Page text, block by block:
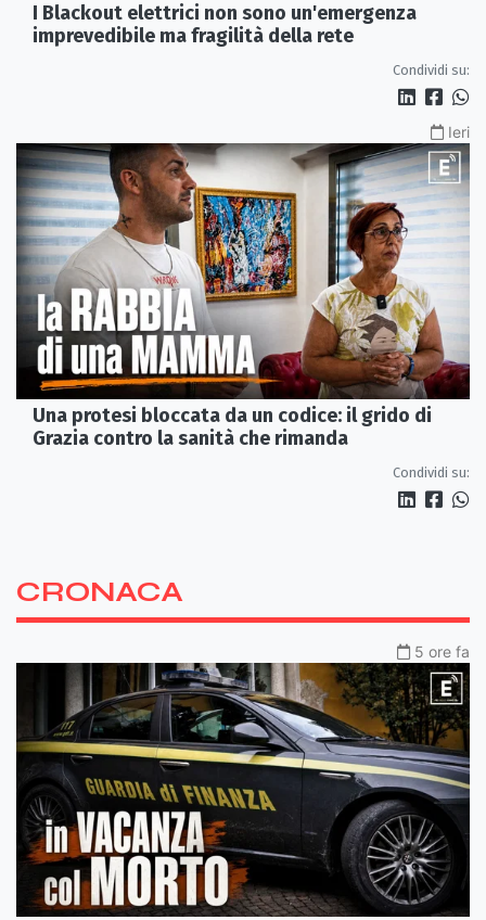
I Blackout elettrici non sono un'emergenza
imprevedibile ma fragilità della rete
Condividi su:
Ieri
Una protesi bloccata da un codice: il grido di
Grazia contro la sanità che rimanda
Condividi su:
CRONACA
5 ore fa